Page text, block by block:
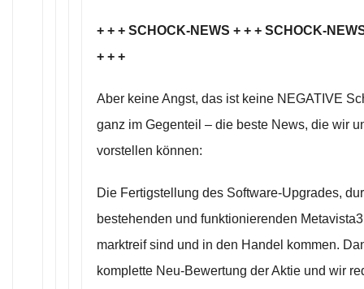
+ + + SCHOCK-NEWS + + + SCHOCK-
+ + +
Aber keine Angst, das ist keine NEGATIVE
ganz im Gegenteil – die beste News, die wir
vorstellen können:
Die Fertigstellung des Software-Upgrades,
bestehenden und funktionierenden
marktreif sind und in den Handel kommen.
komplette Neu-Bewertung der Aktie und wir